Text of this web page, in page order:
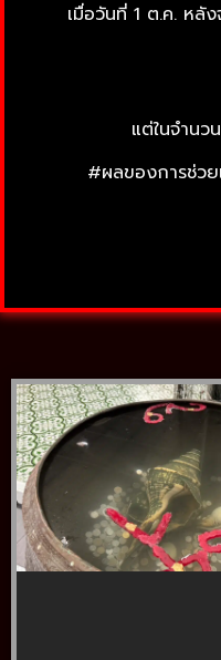
เมื่อวันที่ 1 ต.ค. หลั
แต่ในจำน
#ผลของการช่ว